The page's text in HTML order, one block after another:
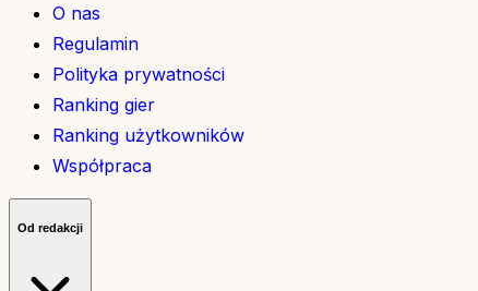
O nas
Regulamin
Polityka prywatności
Ranking gier
Ranking użytkowników
Współpraca
Od redakcji